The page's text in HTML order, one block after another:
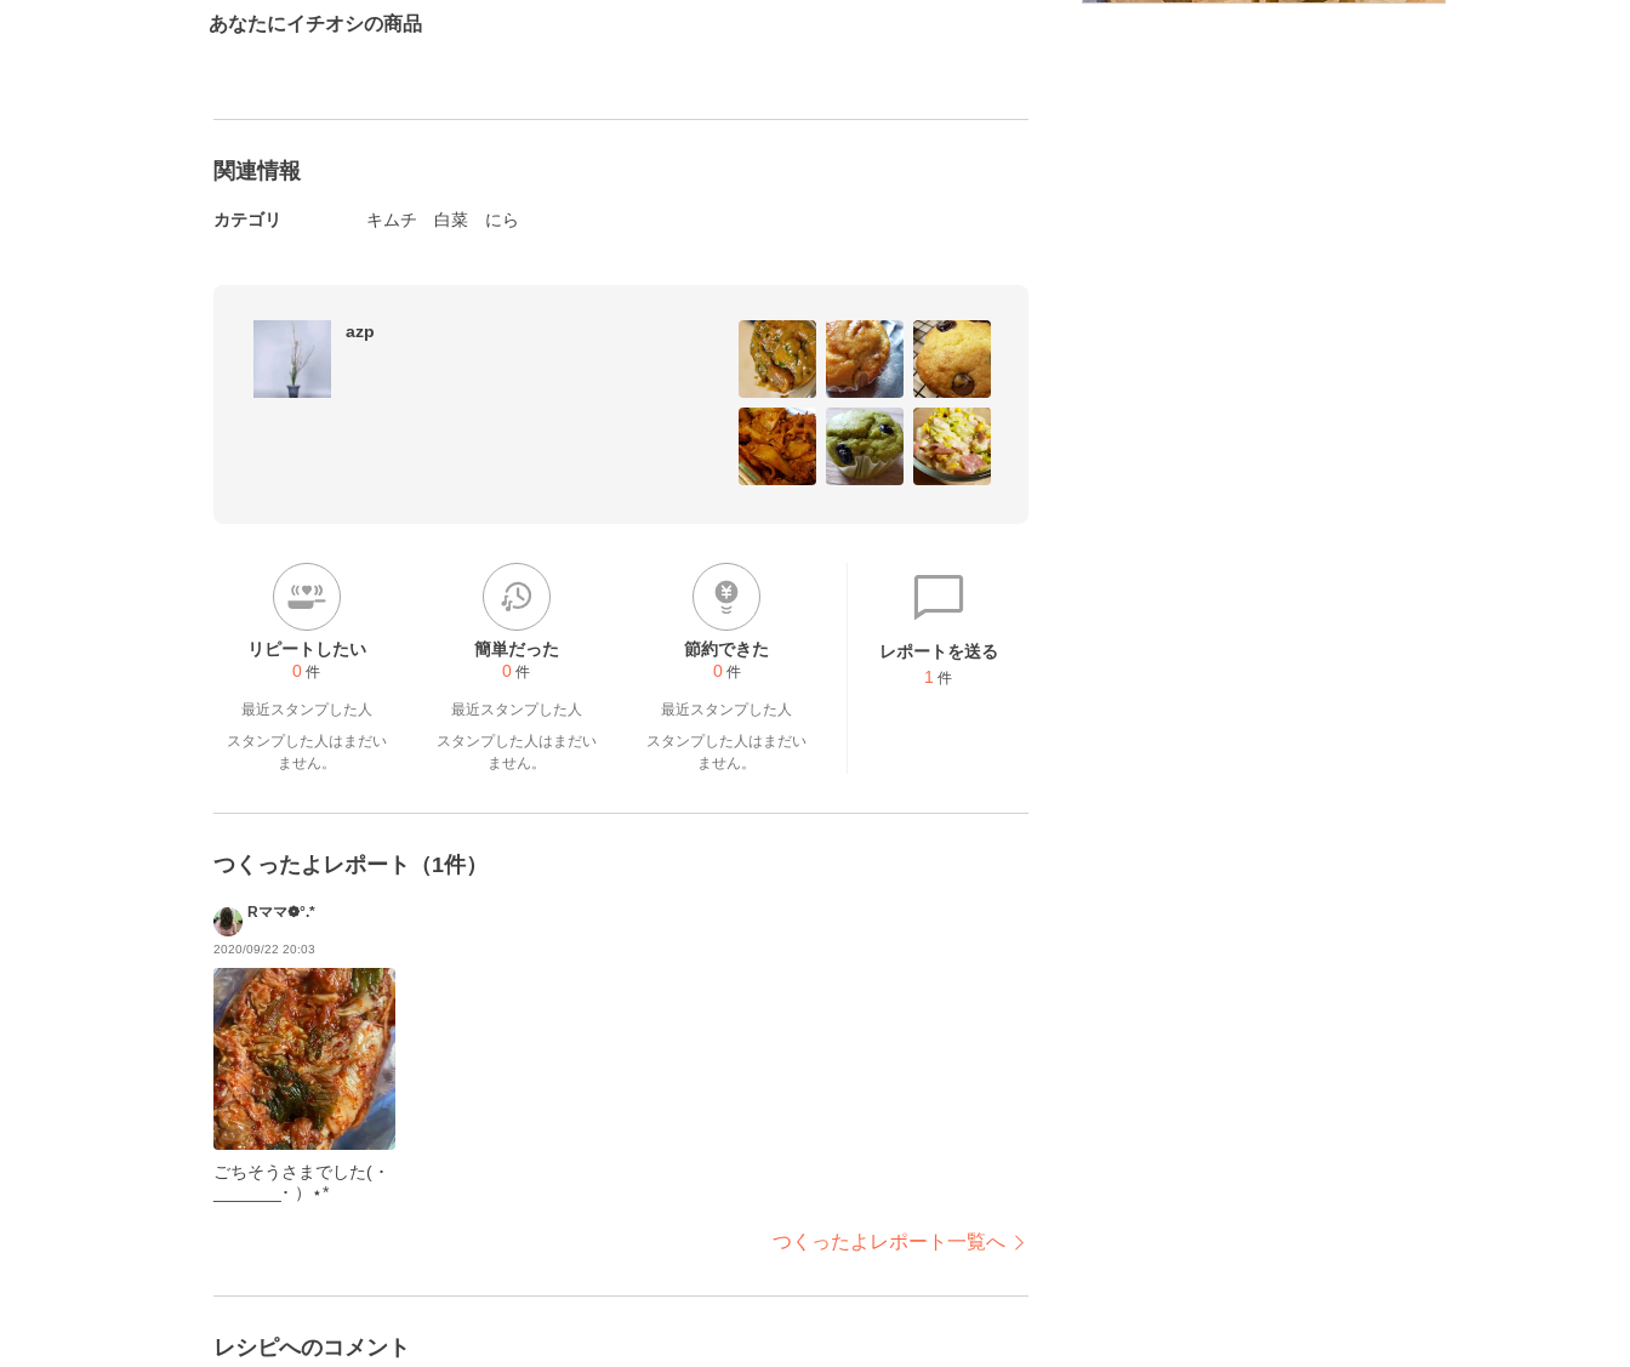
あなたにイチオシの商品
関連情報
カテゴリ キムチ 白菜 にら
azp
リピートしたい
0 件
最近スタンプした人
スタンプした人はまだい
ません。
簡単だった
0 件
最近スタンプした人
スタンプした人はまだい
ません。
節約できた
0 件
最近スタンプした人
スタンプした人はまだい
ません。
レポートを送る
1 件
つくったよレポート（1件）
Rママ❁°.*
2020/09/22 20:03
ごちそうさまでした( ･
_______･ ）⋆*
つくったよレポート一覧へ
レシピへのコメント